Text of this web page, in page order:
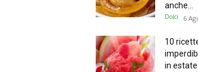
anche...
Dolci 6
10
in estate